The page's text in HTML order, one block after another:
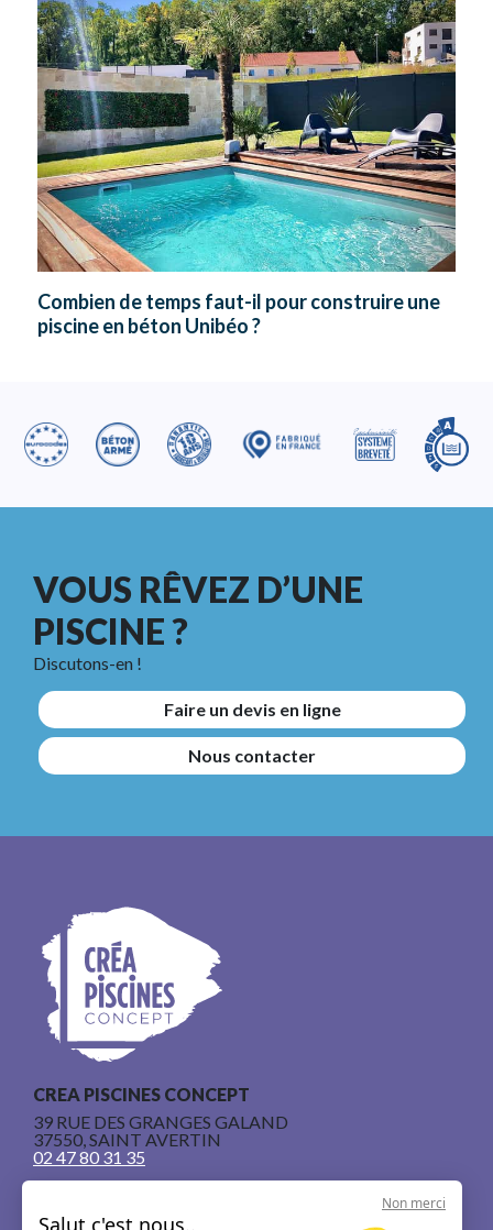
Combien de temps faut-il pour construire une
piscine en béton Unibéo ?
VOUS RÊVEZ D’UNE
PISCINE ?
Discutons-en !
Faire un devis en ligne
Nous contacter
CREA PISCINES CONCEPT
39 RUE DES GRANGES GALAND
37550, SAINT AVERTIN
02 47 80 31 35
Non merci
Salut c'est nous..